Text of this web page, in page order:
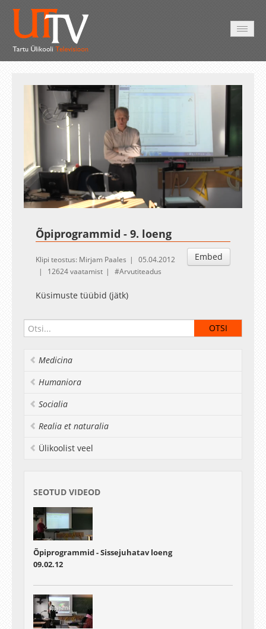
UnmuteLoaded:
1.11%
Esituskiirused
Auto
Õpiprogrammid - 9. loeng
Embed
Klipi teostus: Mirjam Paales
05.04.2012
12624 vaatamist
Arvutiteadus
Küsimuste tüübid (jätk)
Medicina
Humaniora
Socialia
Realia et naturalia
Ülikoolist veel
SEOTUD VIDEOD
Õpiprogrammid - Sissejuhatav loeng
09.02.12